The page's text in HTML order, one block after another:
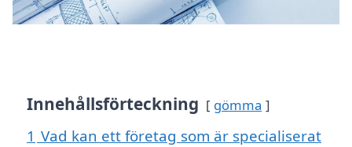
Innehållsförteckning gömma
1 Vad kan ett företag som är specialiserat